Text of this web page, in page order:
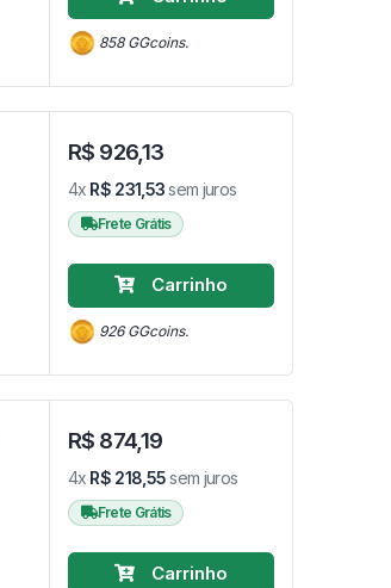
858 GGcoins.
R$ 926,13
4x R$ 231,53sem juros
Frete Grátis
Carrinho
926 GGcoins.
R$ 874,19
4x R$ 218,55sem juros
Frete Grátis
Carrinho